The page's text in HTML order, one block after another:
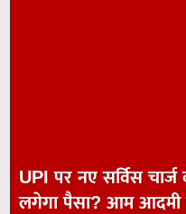
UPI पर नए सर्विस
लगेगा पैसा? आम आदमी